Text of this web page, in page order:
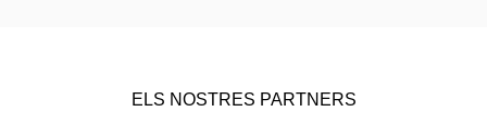
ELS NOSTRES PARTNERS